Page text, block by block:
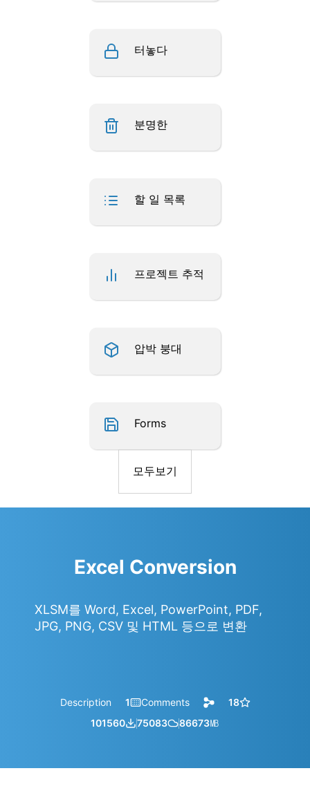
터놓다
분명한
할 일 목록
프로젝트 추적
압박 붕대
Forms
모두보기
Excel Conversion
XLSM를 Word, Excel, PowerPoint, PDF,
JPG, PNG, CSV 및 HTML 등으로 변환
Description 1 Comments
18
101560
75083 86673㎆︎